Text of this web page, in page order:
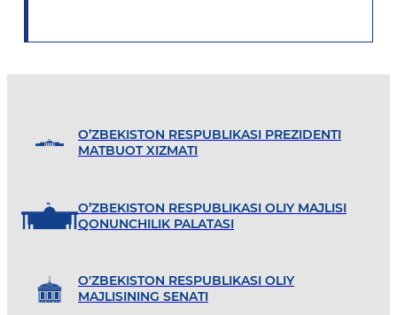
O’ZBEKISTON RESPUBLIKASI PREZIDENTI
MATBUOT XIZMATI
O’ZBEKISTON RESPUBLIKASI OLIY MAJLISI
QONUNCHILIK PALATASI
O'ZBEKISTON RESPUBLIKASI OLIY
MAJLISINING SENATI